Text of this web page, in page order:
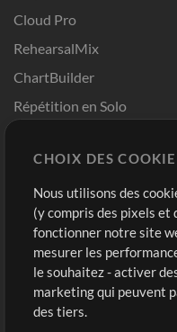
Cloud Pro
RehearsalMix
ChartBuilder
Répétition en Solo
Modèles ProPresenter
Sons
Boutique
Acheter des crédits
Contenu gratuit
Demander les pistes
CHOIX DES
Nous utilisons des
(y compris des pixels et
fonctionner notre site
mesurer les
le souhaitez - activer
marketing qui peuvent
des tiers.